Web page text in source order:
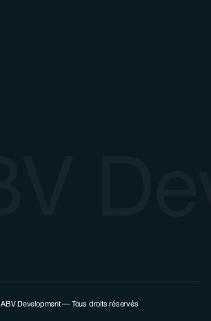
ABV Development — Tous droits réservés